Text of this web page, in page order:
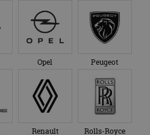
Opel Peugeot
Renault Rolls-Royce